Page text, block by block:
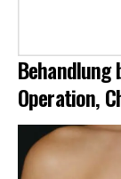
Behandlung
Operation,